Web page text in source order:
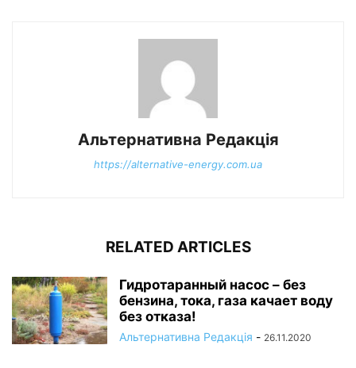
Альтернативна Редакція
https://alternative-energy.com.ua
RELATED ARTICLES
Гидротаранный насос – без
бензина, тока, газа качает воду
без отказа!
Альтернативна Редакція - 26.11.2020